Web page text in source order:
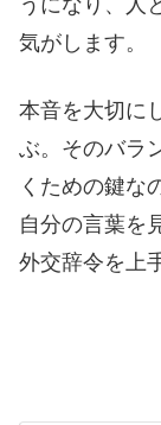
気がします。
本音を大切に
ぶ。そのバラ
くための鍵な
自分の言葉を
外交辞令を上